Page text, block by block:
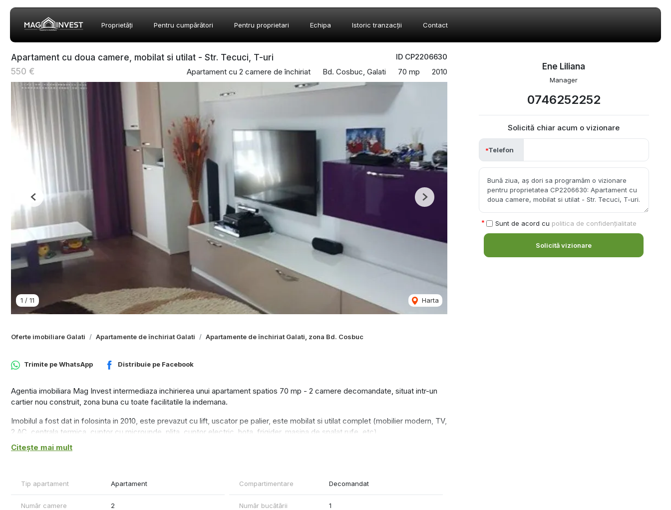
Proprietăți Pentru cumpărători Pentru proprietari Echipa Istoric tranzacții Contact
ID CP2206630
Apartament cu doua camere, mobilat si utilat - Str. Tecuci, T-uri
550 €
Apartament cu 2 camere de închiriat Bd. Cosbuc, Galati 70 mp 2010
1 / 11 Harta
Previous Next
Oferte imobiliare Galati Apartamente de închiriat Galati Apartamente de închiriat Galati, zona Bd. Cosbuc
Trimite peWhatsApp Distribuie pe Facebook
Agentia imobiliara Mag Invest intermediaza inchirierea unui apartament spatios 70 mp - 2 camere decomandate, situat intr-un
cartier nou construit, zona buna cu toate facilitatile la indemana.
Imobilul a fost dat in folosinta in 2010, este prevazut cu lift, uscator pe palier, este mobilat si utilat complet (mobilier modern, TV,
2 AC, centrala termica, cuptor cu microunde, plita, cuptor electric, hota, frigider, masina de spalat rufe, etc)
Se solicita o chirie 550 euro si o garantie, se inchiriaza de preferinta pe termen lung.
Citește mai mult
Tip apartament Apartament Compartimentare Decomandat
Număr camere 2 Număr bucătării 1
Ene Liliana
Manager
0746252252
Solicită chiar acum o vizionare
Telefon
Sunt de acord cu politica de confidențialitate
Solicită vizionare